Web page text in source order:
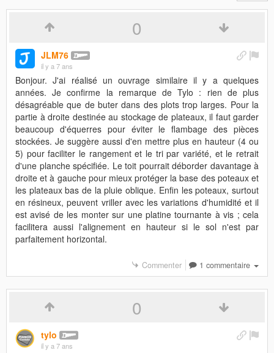
0
JLM76
il y a 7 ans
Bonjour. J'ai réalisé un ouvrage similaire il y a quelques
années. Je confirme la remarque de Tylo : rien de plus
désagréable que de buter dans des plots trop larges. Pour la
partie à droite destinée au stockage de plateaux, il faut garder
beaucoup d'équerres pour éviter le flambage des pièces
stockées. Je suggère aussi d'en mettre plus en hauteur (4 ou
5) pour faciliter le rangement et le tri par variété, et le retrait
d'une planche spécifiée. Le toit pourrait déborder davantage à
droite et à gauche pour mieux protéger la base des poteaux et
les plateaux bas de la pluie oblique. Enfin les poteaux, surtout
en résineux, peuvent vriller avec les variations d'humidité et il
est avisé de les monter sur une platine tournante à vis ; cela
facilitera aussi l'alignement en hauteur si le sol n'est par
parfaitement horizontal.
Commenter 1 commentaire
0
tylo
il y a 7 ans